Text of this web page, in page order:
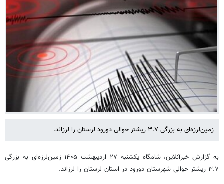
زمین‌لرزه‌ای به بزرگی ۳.۷ ریشتر حوالی دورود لرستان را لرزاند.
به گزارش خبرآنلاین، شامگاه یکشنبه ۲۷ اردیبهشت ۱۴۰۵ زمین‌لرزه‌ای به بزرگی
۳.۷ ریشتر حوالی شهرستان دورود در استان لرستان را لرزاند.